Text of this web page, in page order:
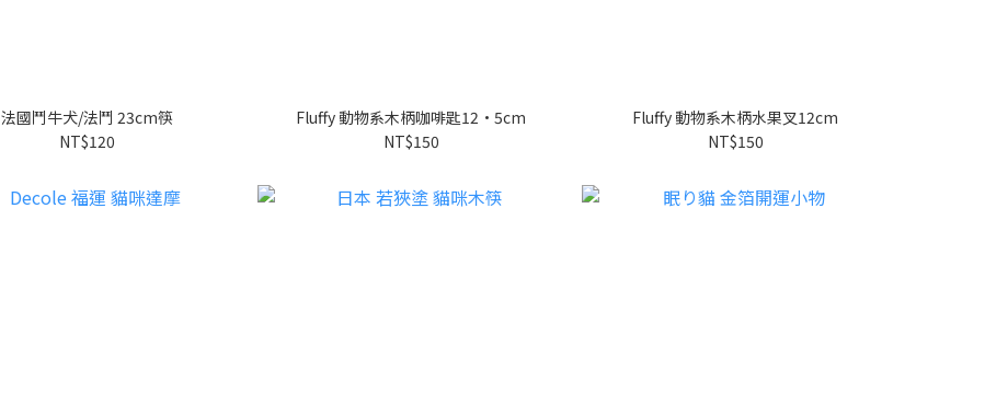
法國鬥牛犬/法鬥 23cm筷
NT$120
Fluffy 動物系木柄咖啡匙12·5cm
NT$150
Fluffy 動物系木柄水果叉12cm
NT$150